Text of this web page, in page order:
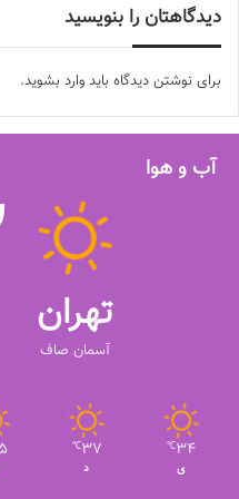
دیدگاهتان را بنویسید
برای نوشتن دیدگاه باید وارد بشوید.
آب و هوا
تهران
آسمان صاف
34
℃
ی
37
℃
د